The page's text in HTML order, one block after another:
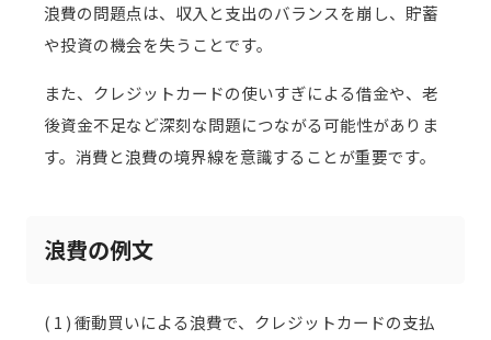
浪費の問題点は、収入と支出のバランスを崩し、貯蓄
や投資の機会を失うことです。
また、クレジットカードの使いすぎによる借金や、老
後資金不足など深刻な問題につながる可能性がありま
す。消費と浪費の境界線を意識することが重要です。
浪費の例文
( 1 ) 衝動買いによる浪費で、クレジットカードの支払